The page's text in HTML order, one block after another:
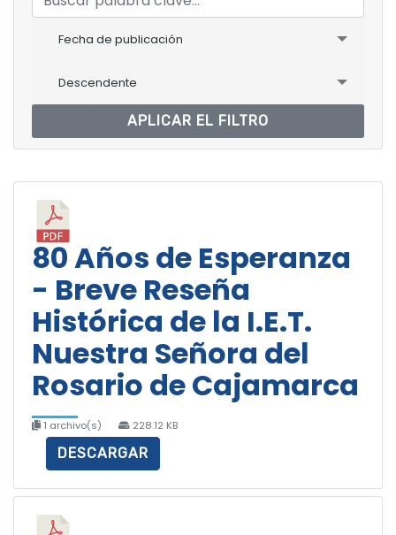
Fecha de publicación
Descendente
APLICAR EL FILTRO
80 Años de Esperanza
- Breve Reseña
Histórica de la I.E.T.
Nuestra Señora del
Rosario de Cajamarca
1 archivo(s) 228.12 KB
DESCARGAR